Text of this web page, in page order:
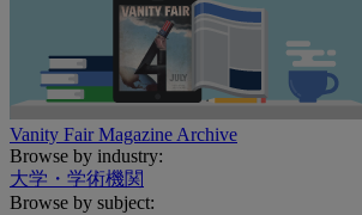
Vanity Fair Magazine Archive
Browse by industry:
大学・学術機関
Browse by subject: